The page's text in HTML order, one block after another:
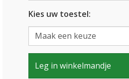
Kies uw toestel:
Leg in winkelmandje